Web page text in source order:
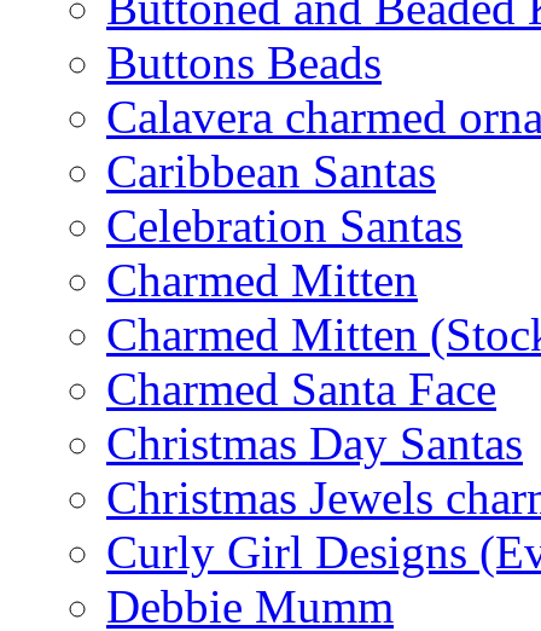
Buttons Beads
Calavera charmed
Caribbean Santas
Celebration Santas
Charmed Mitten
Charmed Mitten
Charmed Santa Face
Christmas Day Santas
Christmas Jewels
Curly Girl Designs
Debbie Mumm